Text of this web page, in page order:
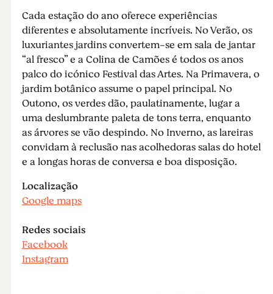
Cada estação do ano oferece experiências
diferentes e absolutamente incríveis. No Verão, os
luxuriantes jardins convertem-se em sala de jantar
“al fresco” e a Colina de Camões é todos os anos
palco do icónico Festival das Artes. Na Primavera, o
jardim botânico assume o papel principal. No
Outono, os verdes dão, paulatinamente, lugar a
uma deslumbrante paleta de tons terra, enquanto
as árvores se vão despindo. No Inverno, as lareiras
convidam à reclusão nas acolhedoras salas do hotel
e a longas horas de conversa e boa disposição.
Localização
Google maps
Redes sociais
Facebook
Instagram